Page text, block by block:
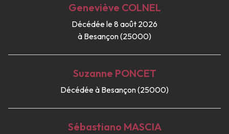
Geneviève COLNEL
Décédée le 8 août 2026
à Besançon (25000)
Suzanne PONCET
Décédée à Besançon (25000)
Sébastiano MASCIA